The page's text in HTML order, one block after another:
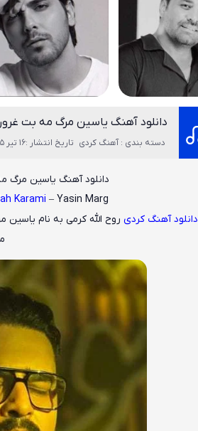
دانلود آهنگ یاسین مرگ مه بت
دسته بندی : آهنگ کردی تاریخ انتشار :16 تیر 1405
دانلود آهنگ یاسین مرگ
Karami – Yasin Marg
دانلود آهنگ کردی روح الله کرمی به نام یاسین